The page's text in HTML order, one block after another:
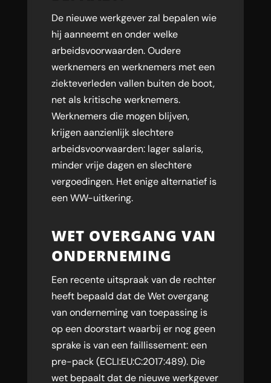
De nieuwe werkgever zal bepalen wie
hij aanneemt en onder welke
arbeidsvoorwaarden. Oudere
werknemers en werknemers met een
ziekteverleden vallen buiten de boot,
net als kritische werknemers.
Werknemers die mogen blijven,
krijgen aanzienlijk slechtere
arbeidsvoorwaarden: lager salaris,
minder vrije dagen en slechtere
vergoedingen. Het enige alternatief is
een WW-uitkering.
WET OVERGANG VAN
ONDERNEMING
Een recente uitspraak van de rechter
heeft bepaald dat de Wet overgang
van onderneming van toepassing is
op een doorstart waarbij er nog geen
sprake is van een faillissement: een
pre-pack (ECLI:EU:C:2017:489). Die
wet bepaalt dat de nieuwe werkgever